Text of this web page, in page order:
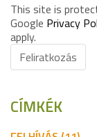
This site is
Google Privacy
apply.
Feliratkozás
CÍMKÉK